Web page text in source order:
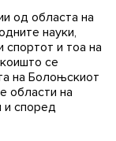
од областа на
науки,
спортот и тоа на
се
на Болоњскиот
области на
и според